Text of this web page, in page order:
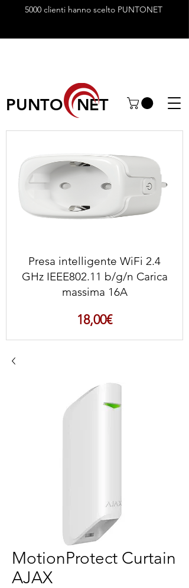
5000 clienti hanno scelto PUNTONET
PUNTO NET
Presa intelligente WiFi 2.4
GHz IEEE802.11 b/g/n Carica
massima 16A
18,00€Prezzo
MotionProtect Curtain
AJAX